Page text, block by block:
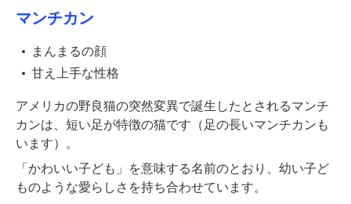
マンチカン
まんまるの顔
甘え上手な性格
アメリカの野良猫の突然変異で誕生したとされるマンチ
カンは、短い足が特徴の猫です（足の長いマンチカンも
います）。
「かわいい子ども」を意味する名前のとおり、幼い子ど
ものような愛らしさを持ち合わせています。